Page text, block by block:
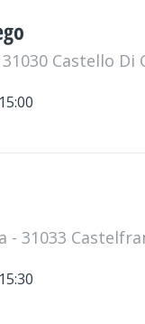
Castello Di
- 31033